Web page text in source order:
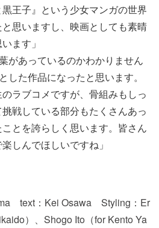
王子』という少女マンガの世界
思いますし、映画としても素晴
ます」
があっているのかわかりません
した作品になったと思います。
ラブコメですが、骨組みもしっ
戦している部分もたくさんあっ
とを誇らしく思います。皆さん
しんでほしいですね」
text：Kei Osawa Styling：Er
）、Shogo Ito（for Kento Ya